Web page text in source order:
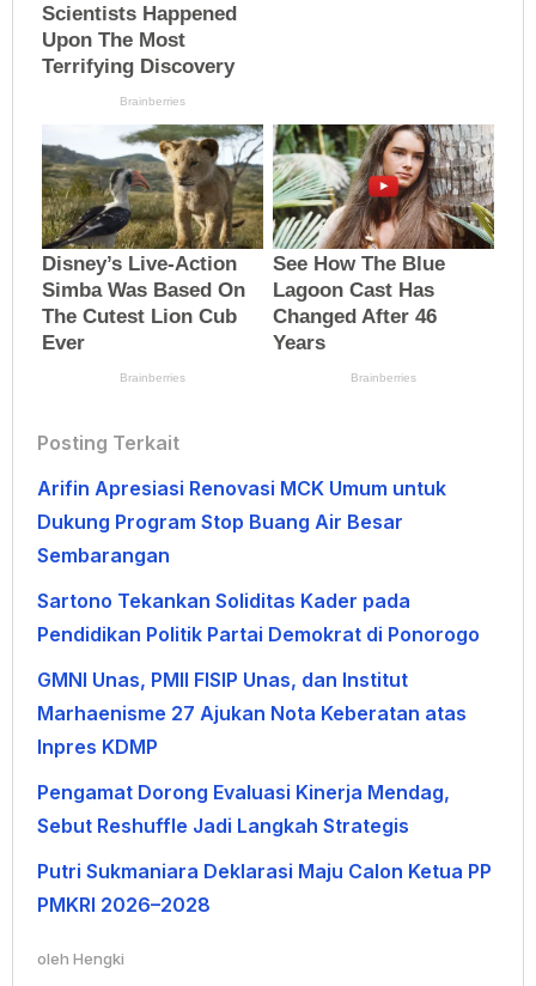
Posting Terkait
Arifin Apresiasi Renovasi MCK Umum untuk
Dukung Program Stop Buang Air Besar
Sembarangan
Sartono Tekankan Soliditas Kader pada
Pendidikan Politik Partai Demokrat di Ponorogo
GMNI Unas, PMII FISIP Unas, dan Institut
Marhaenisme 27 Ajukan Nota Keberatan atas
Inpres KDMP
Pengamat Dorong Evaluasi Kinerja Mendag,
Sebut Reshuffle Jadi Langkah Strategis
Putri Sukmaniara Deklarasi Maju Calon Ketua PP
PMKRI 2026–2028
oleh Hengki